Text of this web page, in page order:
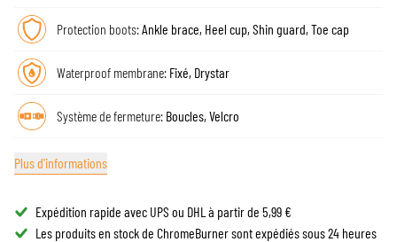
Protection boots:Ankle brace, Heel cup, Shin guard, Toe cap
Waterproof membrane: Fixé, Drystar
Système de fermeture: Boucles, Velcro
Plus d'informations
Expédition rapide avec UPS ou DHL à partir de 5,99 €
Les produits en stock de ChromeBurner sont expédiés sous 24 heures